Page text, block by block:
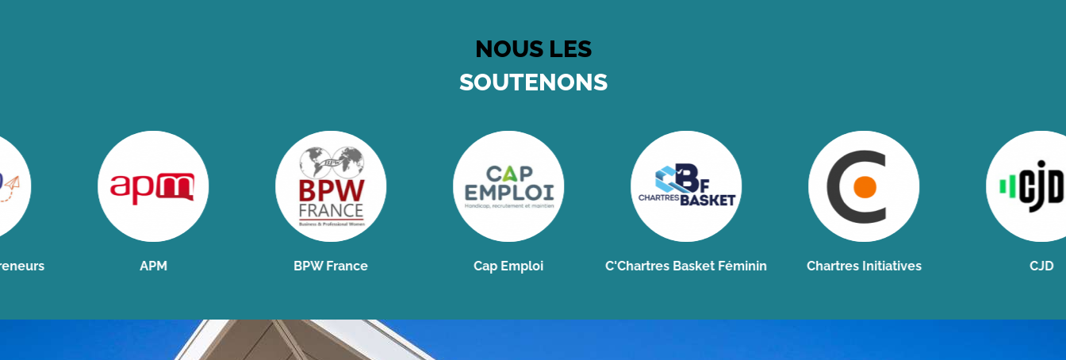
NOUS LES
SOUTENONS
BPW France Cap Emploi C'Chartres Basket Féminin Chartres Initiatives